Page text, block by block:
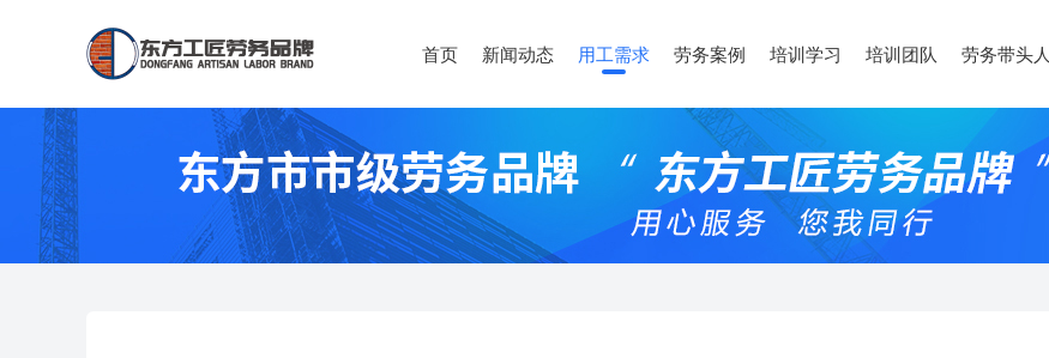
首页 新闻动态 用工需求 劳务案例 培训学习 培训团队 劳务带头人